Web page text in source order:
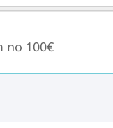
no 100€